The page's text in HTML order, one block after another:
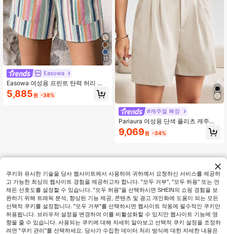
17
Easowa
Easowa 여성용 프린트 탄력 허리 밴
드 포켓 반바지, 여름 캐주얼 스타일
5,885원 -38%
#캐주얼 복장
Pariaura 여성용 단색 플리츠 캐주얼
썸머 반바지
9,069원 -34%
쿠키와 유사한 기술을 당사 웹사이트에서 사용하여 귀하께서 요청하신 서비스를 제공하
고 가능한 최상의 웹사이트 경험을 제공하고자 합니다. "모두 거부", "모두 허용" 또는 언
제든 선호도를 설정할 수 있습니다. "모두 허용"을 선택하시면 SHEIN의 쇼핑 경험을 보
완하기 위해 트래픽 분석, 향상된 기능 제공, 콘텐츠 및 광고 개인화에 도움이 되는 모든
선택적 쿠키를 설정합니다. "모두 거부"를 선택하시면 웹사이트 작동에 필수적인 쿠키만
허용됩니다. 브라우저 설정을 변경하여 이를 비활성화할 수 있지만 웹사이트 기능에 영
향을 줄 수 있습니다. 사용되는 쿠키에 대해 자세히 알아보고 선택적 쿠키 설정을 조정하
려면 "쿠키 관리"를 선택하세요. 당사가 수집한 데이터 처리 방식에 대한 자세한 내용은